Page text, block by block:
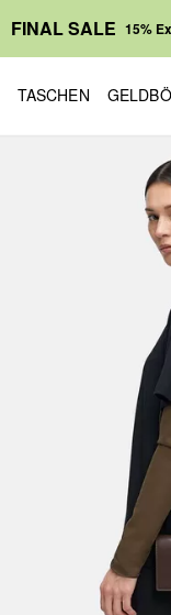
FINAL SALE 15%
TASCHEN